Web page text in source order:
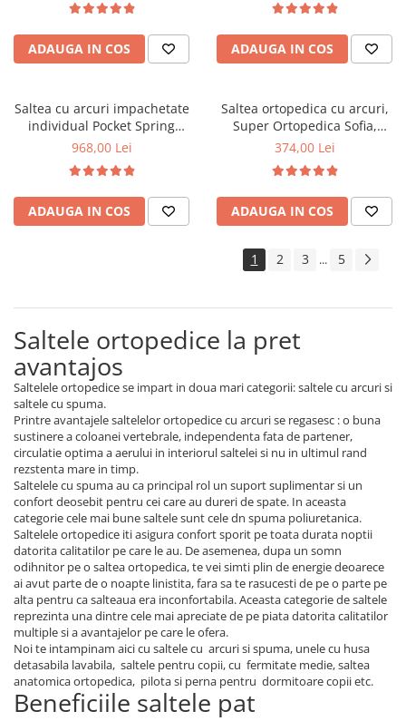
sistem de aerisire perimetral,
Saltex
ADAUGA IN COS
sistem de aerisire perimetral,
Saltex
ADAUGA IN COS
Saltea cu arcuri impachetate
individual Pocket Spring
Milano, 140x190x24cm,
sistem de aerisire perimetral,
greutate maxima sutinuta
95kg/utilizator, Saltex
968,00 Lei
ADAUGA IN COS
Saltea ortopedica cu arcuri,
Super Ortopedica Sofia,
80x200x20cm, fermitate
fata vara-iarna, sistem
aerisire cu butoni, Saltex
374,00 Lei
ADAUGA IN COS
1 2 3 ... 5
Saltele ortopedice la pret
avantajos
Saltelele ortopedice se impart in doua mari categorii: saltele cu arcuri si
saltele cu spuma.
Printre avantajele saltelelor ortopedice cu arcuri se regasesc : o buna
sustinere a coloanei vertebrale, independenta fata de partener,
circulatie optima a aerului in interiorul saltelei si nu in ultimul rand
rezstenta mare in timp.
Saltelele cu spuma au ca principal rol un suport suplimentar si un
confort deosebit pentru cei care au dureri de spate. In aceasta
categorie cele mai bune saltele sunt cele dn spuma poliuretanica.
Saltelele ortopedice iti asigura confort sporit pe toata durata noptii
datorita calitatilor pe care le au. De asemenea, dupa un somn
odihnitor pe o saltea ortopedica, te vei simti plin de energie deoarece
ai avut parte de o noapte linistita, fara sa te rasucesti de pe o parte pe
alta pentru ca salteaua era inconfortabila. Aceasta categorie de saltele
reprezinta una dintre cele mai apreciate de pe piata datorita calitatilor
multiple si a avantajelor pe care le ofera.
Noi te intampinam aici cu saltele cu arcuri si spuma, unele cu husa
detasabila lavabila, saltele pentru copii, cu fermitate medie, saltea
anatomica ortopedica, pilota si perna pentru dormitoare copii etc.
Beneficiile saltele pat